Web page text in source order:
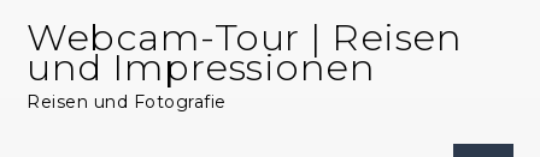
content
Webcam-Tour | Reisen
und Impressionen
Reisen und Fotografie